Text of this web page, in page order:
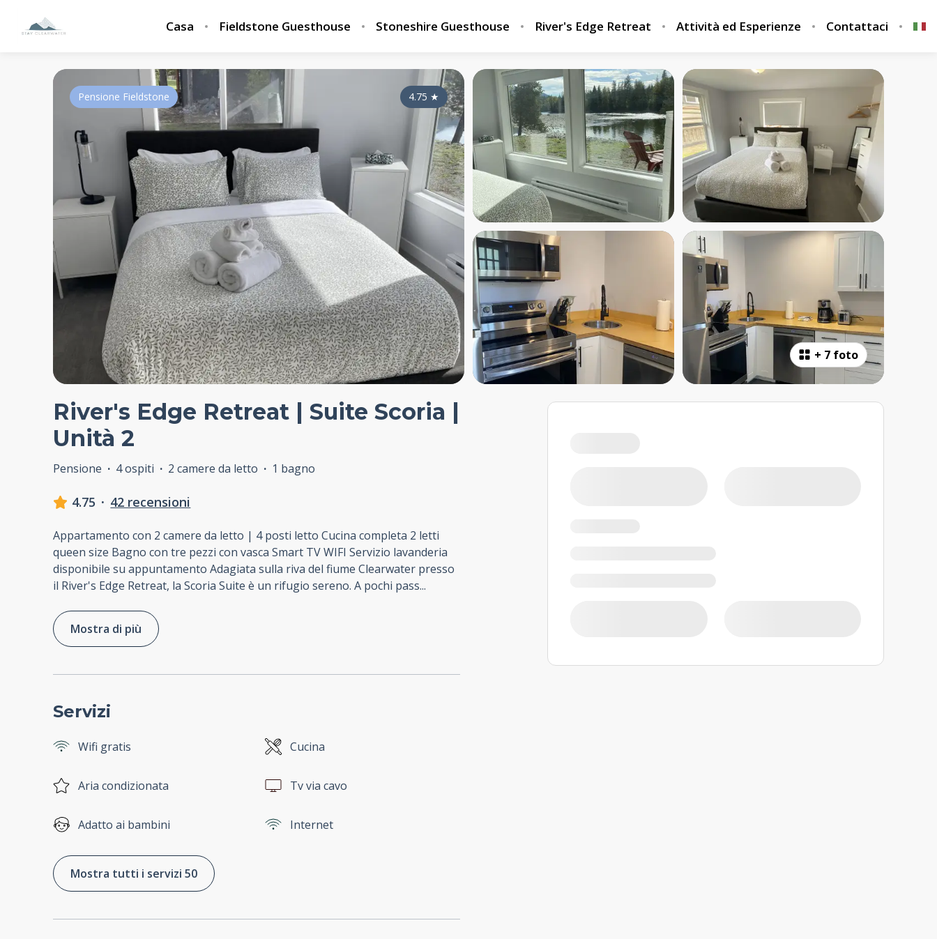
Casa Fieldstone Guesthouse Stoneshire Guesthouse River's Edge Retreat Attività ed Esperienze Contattaci
+ 7 foto
4.75 ★
Pensione Fieldstone
River's Edge Retreat | Suite Scoria |
Unità 2
Pensione · 4 ospiti · 2 camere da letto · 1 bagno
4.75 · 42 recensioni
Appartamento con 2 camere da letto | 4 posti letto Cucina completa 2 letti
queen size Bagno con tre pezzi con vasca Smart TV WIFI Servizio lavanderia
disponibile su appuntamento Adagiata sulla riva del fiume Clearwater presso
il River's Edge Retreat, la Scoria Suite è un rifugio sereno. A pochi pass...
Mostra di più
Servizi
Wifi gratis Cucina
Aria condizionata Tv via cavo
Adatto ai bambini Internet
Mostra tutti i servizi 50